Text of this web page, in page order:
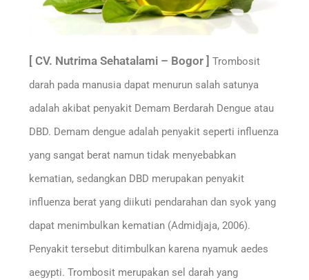
[ CV. Nutrima Sehatalami – Bogor ]Trombosit
darah pada manusia dapat menurun salah satunya
adalah akibat penyakit Demam Berdarah Dengue atau
DBD. Demam dengue adalah penyakit seperti influenza
yang sangat berat namun tidak menyebabkan
kematian, sedangkan DBD merupakan penyakit
influenza berat yang diikuti pendarahan dan syok yang
dapat menimbulkan kematian (Admidjaja, 2006).
Penyakit tersebut ditimbulkan karena nyamuk aedes
aegypti. Trombosit merupakan sel darah yang